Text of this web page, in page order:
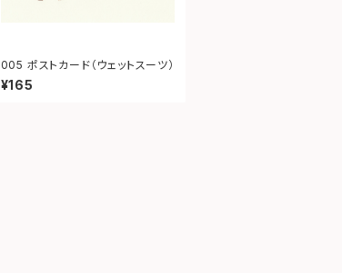
005 ポストカード（ウェットスーツ）
¥165